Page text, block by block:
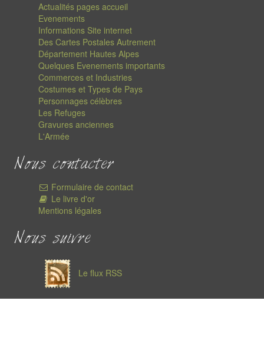
Actualités pages accueil
Evenements
Informations Site internet
Des Cartes Postales Autrement
Département Hautes Alpes
Quelques Evenements importants
Commerces et Industries
Costumes et Types de Pays
Personnages célèbres
Les Refuges
Gravures anciennes
L'Armée
Nous contacter
Formulaire de contact
Le livre d'or
Mentions légales
Nous suivre
Le flux RSS